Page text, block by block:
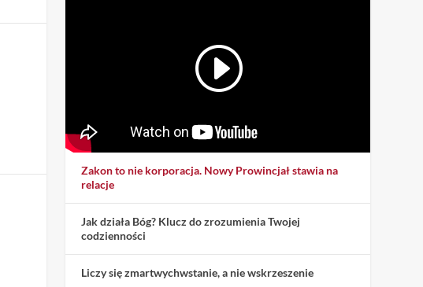
Zakon to nie korporacja. Nowy Prowincjał stawia na
relacje
Jak działa Bóg? Klucz do zrozumienia Twojej
codzienności
Liczy się zmartwychwstanie, a nie wskrzeszenie